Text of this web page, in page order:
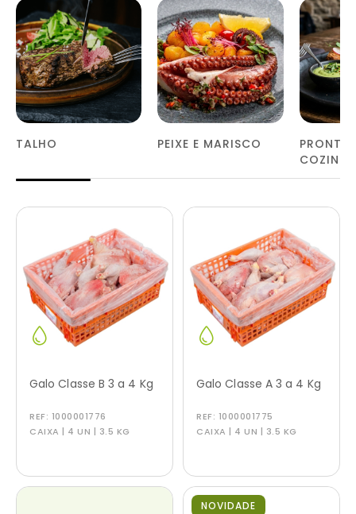
TALHO PEIXE E MARISCO
Galo Classe B 3 a 4 Kg
REF: 1000001776
CAIXA | 4 UN | 3.5 KG
Galo Classe A 3 a 4 Kg
REF: 1000001775
CAIXA | 4 UN | 3.5 KG
NOVIDADE